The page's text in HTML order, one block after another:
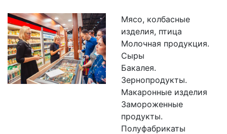
Мясо, колбасные
изделия, птица
Молочная продукция.
Сыры
Бакалея.
Зернопродукты.
Макаронные изделия
Замороженные
продукты.
Полуфабрикаты